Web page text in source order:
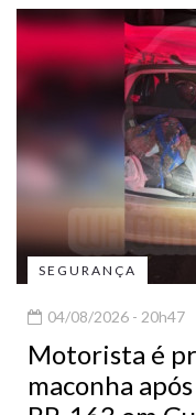
SEGURANÇA
04/08/2026 - 20h47
Motorista é
maconha